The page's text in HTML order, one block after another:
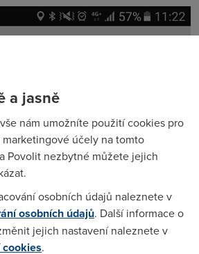
a jasně
nám umožníte použití cookies pro
účely na tomto
Povolit nezbytné můžete jejich
osobních údajů naleznete v
osobních údajů. Další informace o
jejich nastavení naleznete v
.